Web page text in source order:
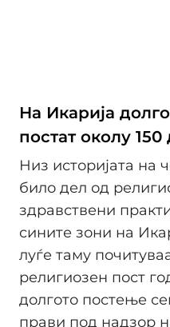
На Икарија
постат околу
Низ историјата на
било дел од
здравствени
сините зони на
луѓе таму
религиозен пост
долгото постење
прави под надзор